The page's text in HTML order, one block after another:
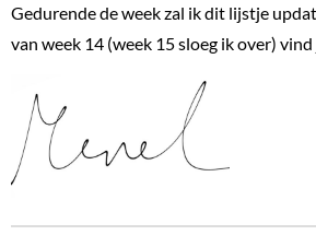
Gedurende de week zal ik dit lijstje
van week 14 (week 15 sloeg ik over) vind